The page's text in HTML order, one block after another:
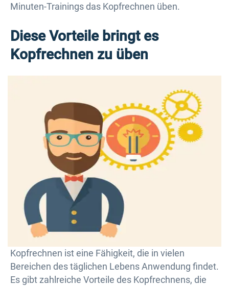
Minuten-Trainings das Kopfrechnen üben.
Diese Vorteile bringt es
Kopfrechnen zu üben
Kopfrechnen ist eine Fähigkeit, die in vielen
Bereichen des täglichen Lebens Anwendung findet.
Es gibt zahlreiche Vorteile des Kopfrechnens, die